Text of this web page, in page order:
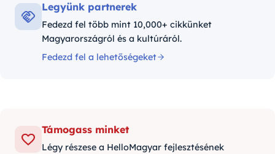
Legyünk partnerek
Fedezd fel több mint 10,000+ cikkünket
Magyarországról és a kultúráról.
Fedezd fel a lehetőségeket
Támogass minket
Légy részese a HelloMagyar fejlesztésének